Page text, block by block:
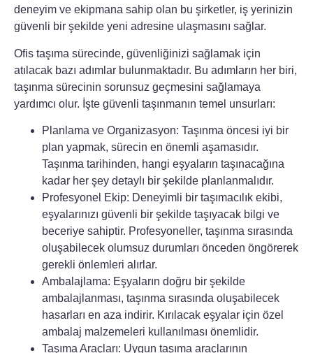
deneyim ve ekipmana sahip olan bu şirketler, iş yerinizin
güvenli bir şekilde yeni adresine ulaşmasını sağlar.
Ofis taşıma sürecinde, güvenliğinizi sağlamak için
atılacak bazı adımlar bulunmaktadır. Bu adımların her biri,
taşınma sürecinin sorunsuz geçmesini sağlamaya
yardımcı olur. İşte güvenli taşınmanın temel unsurları:
Planlama ve Organizasyon: Taşınma öncesi iyi bir
plan yapmak, sürecin en önemli aşamasıdır.
Taşınma tarihinden, hangi eşyaların taşınacağına
kadar her şey detaylı bir şekilde planlanmalıdır.
Profesyonel Ekip: Deneyimli bir taşımacılık ekibi,
eşyalarınızı güvenli bir şekilde taşıyacak bilgi ve
beceriye sahiptir. Profesyoneller, taşınma sırasında
oluşabilecek olumsuz durumları önceden öngörerek
gerekli önlemleri alırlar.
Ambalajlama: Eşyaların doğru bir şekilde
ambalajlanması, taşınma sırasında oluşabilecek
hasarları en aza indirir. Kırılacak eşyalar için özel
ambalaj malzemeleri kullanılması önemlidir.
Taşıma Araçları: Uygun taşıma araçlarının